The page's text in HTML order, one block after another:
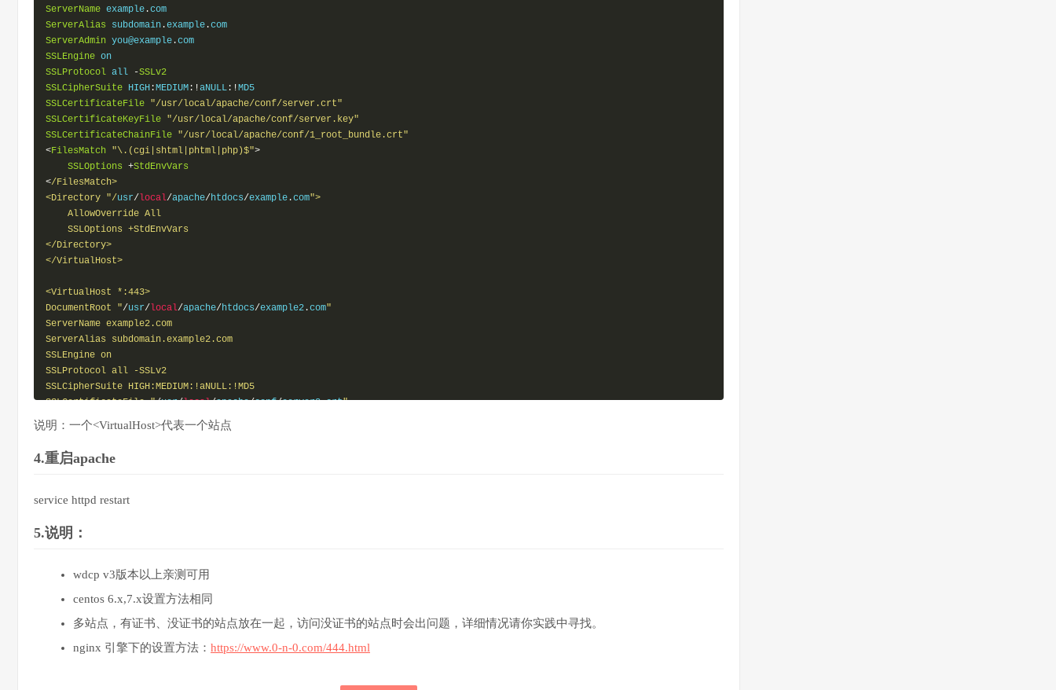
ServerName example .
ServerAlias subdomain .example .
ServerAdmin you@example .
SSLEngine
SSLProtocol all -SSLv2
SSLCipherSuite HIGH :MEDIUM :!aNULL :!
SSLCertificateFile "/usr/local/apache/conf/server.crt"
SSLCertificateKeyFile "/usr/local/apache/conf/server.key"
SSLCertificateChainFile "/usr/local/apache/conf/1_root_bundle.crt"
<FilesMatch "\.(cgi|shtml|phtml|php)$">
SSLOptions +StdEnvVars
</FilesMatch>
<Directory "/usr/ local/apache/htdocs/example .com">
    AllowOverride All
    SSLOptions +StdEnvVars
</Directory>
</VirtualHost>
<VirtualHost *:443>
DocumentRoot "/usr/ local/apache/htdocs/example2 .com"
ServerName example2.com
ServerAlias subdomain.example2.com
SSLEngine on
SSLProtocol all -SSLv2
SSLCipherSuite HIGH:MEDIUM:!aNULL:!MD5
SSLCertificateFile "/usr/local/apache/conf/server2.crt"
SSLCertificateKeyFile " /usr local/
SSLCertificateChainFile "/ usr local
<FilesMatch "
    SSLOptions +StdEnvVars
<Directory "/usr
    SSLOptions +StdEnvVars
说明：一个<VirtualHost>代表一个站点
4.重启apache
service httpd restart
5.说明：
wdcp v3版本以上亲测可用
centos 6.x,7.x设置方法相同
多站点，有证书、没证书的站点放在一起，访问没证书的站点时会出问题，详细情况请你实践中寻找。
nginx 引擎下的设置方法： https://www.0-n-0.com/444.html